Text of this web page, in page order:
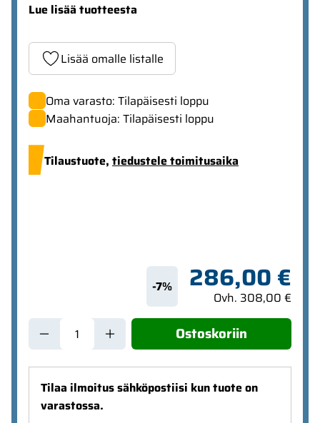
Lue lisää tuotteesta
Lisää omalle listalle
Oma varasto: Tilapäisesti loppu
Maahantuoja: Tilapäisesti loppu
Tilaustuote, tiedustele toimitusaika
-7% 286,00 €
Ovh. 308,00 €
Ostoskoriin
Tilaa ilmoitus sähköpostiisi kun tuote on
varastossa.